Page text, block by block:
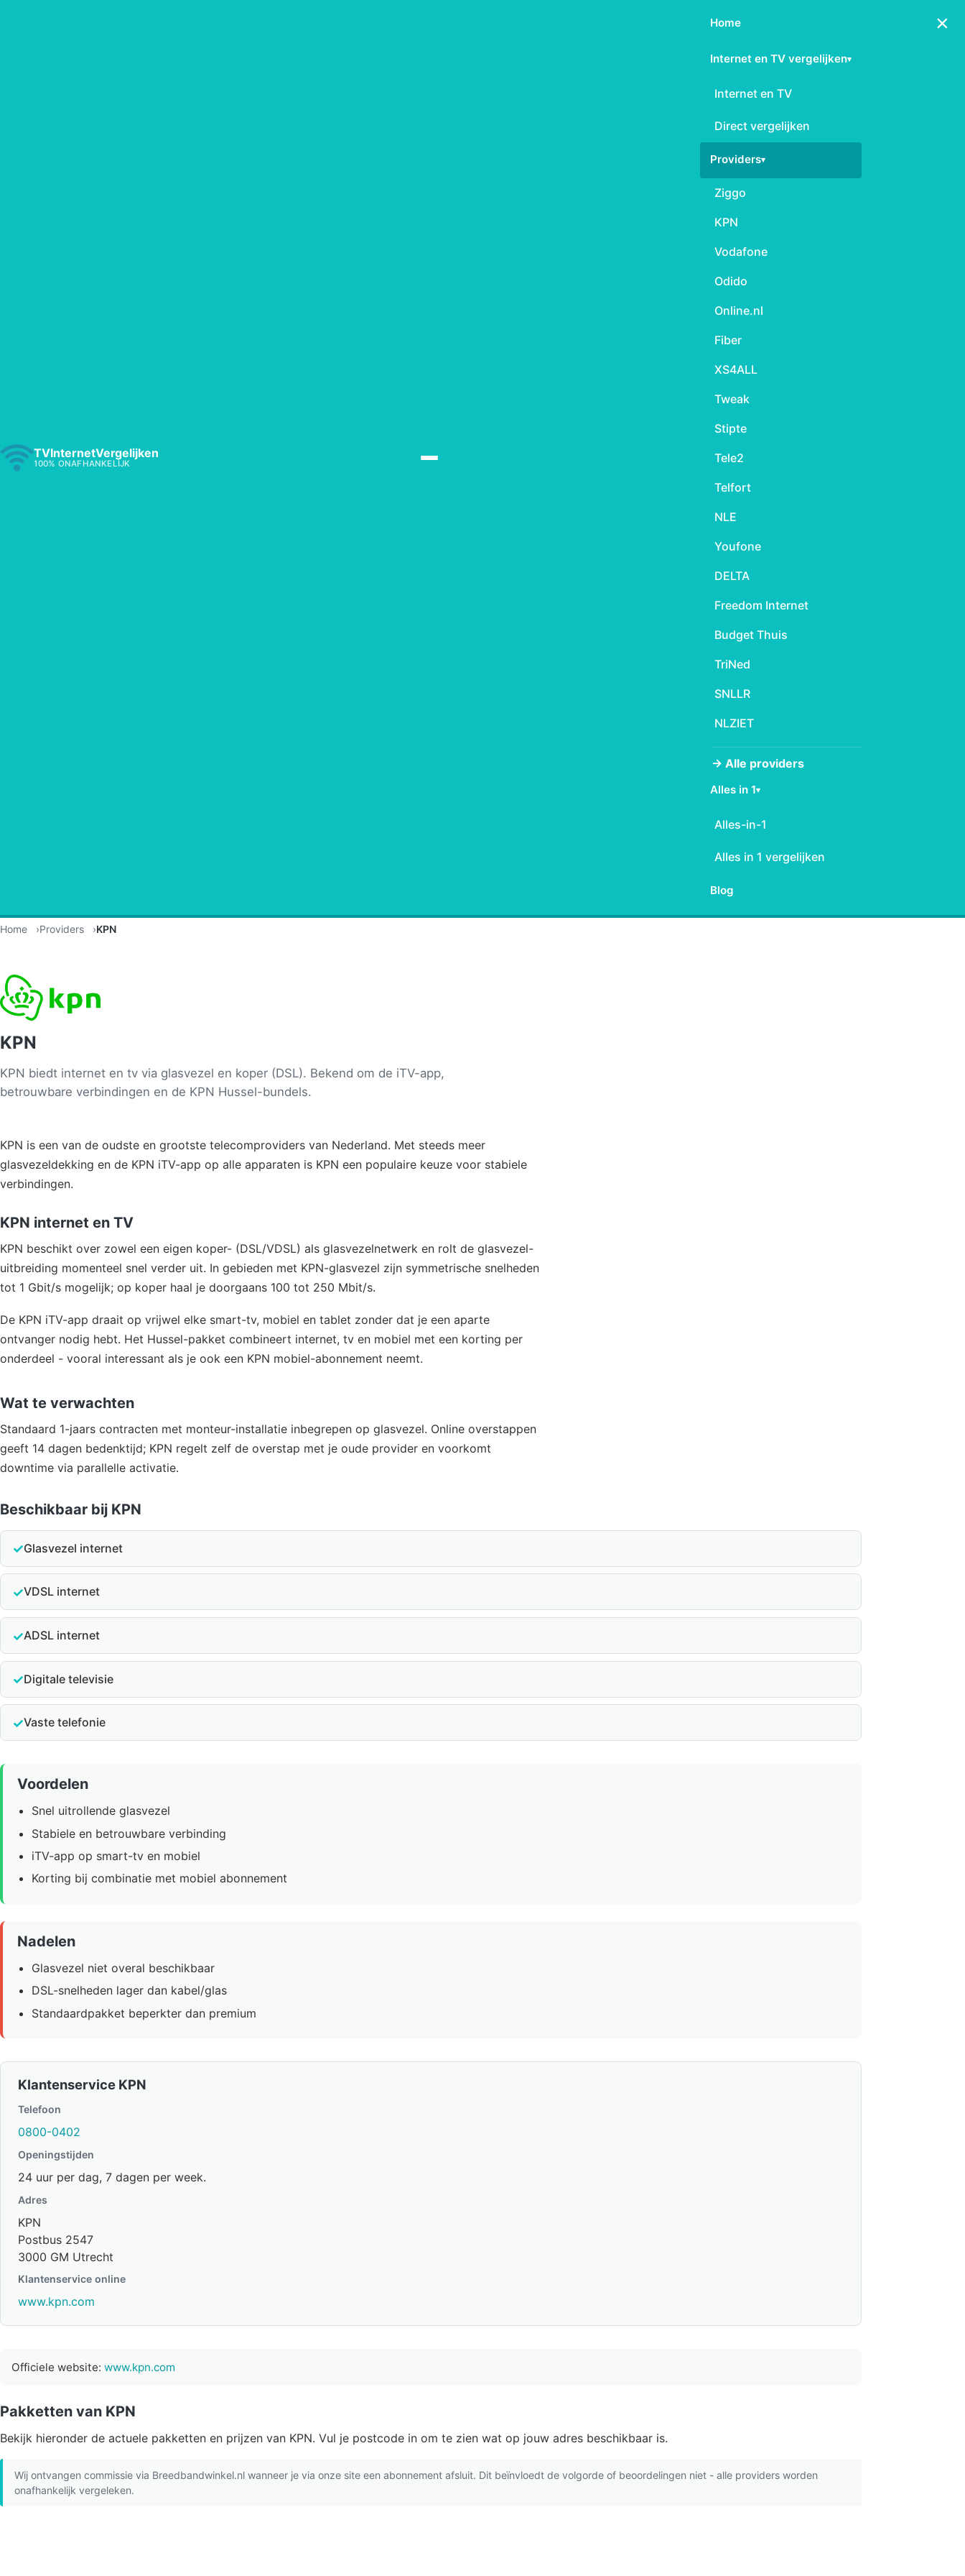
TVInternetVergelijken
100% ONAFHANKELIJK
×
Home
Internet en TV vergelijken▾
Internet en TV
Direct vergelijken
Providers▾
Ziggo
KPN
Vodafone
Odido
Online.nl
Fiber
XS4ALL
Tweak
Stipte
Tele2
Telfort
NLE
Youfone
DELTA
Freedom Internet
Budget Thuis
TriNed
SNLLR
NLZIET
→ Alle providers
Alles in 1▾
Alles-in-1
Alles in 1 vergelijken
Blog
Home Providers KPN
KPN
KPN biedt internet en tv via glasvezel en koper (DSL). Bekend om de iTV-app,
betrouwbare verbindingen en de KPN Hussel-bundels.
KPN is een van de oudste en grootste telecomproviders van Nederland. Met steeds meer
glasvezeldekking en de KPN iTV-app op alle apparaten is KPN een populaire keuze voor stabiele
verbindingen.
KPN internet en TV
KPN beschikt over zowel een eigen koper- (DSL/VDSL) als glasvezelnetwerk en rolt de glasvezel-
uitbreiding momenteel snel verder uit. In gebieden met KPN-glasvezel zijn symmetrische snelheden
tot 1 Gbit/s mogelijk; op koper haal je doorgaans 100 tot 250 Mbit/s.
De KPN iTV-app draait op vrijwel elke smart-tv, mobiel en tablet zonder dat je een aparte
ontvanger nodig hebt. Het Hussel-pakket combineert internet, tv en mobiel met een korting per
onderdeel - vooral interessant als je ook een KPN mobiel-abonnement neemt.
Wat te verwachten
Standaard 1-jaars contracten met monteur-installatie inbegrepen op glasvezel. Online overstappen
geeft 14 dagen bedenktijd; KPN regelt zelf de overstap met je oude provider en voorkomt
downtime via parallelle activatie.
Beschikbaar bij KPN
✓Glasvezel internet
✓VDSL internet
✓ADSL internet
✓Digitale televisie
✓Vaste telefonie
Voordelen
Snel uitrollende glasvezel
Stabiele en betrouwbare verbinding
iTV-app op smart-tv en mobiel
Korting bij combinatie met mobiel abonnement
Nadelen
Glasvezel niet overal beschikbaar
DSL-snelheden lager dan kabel/glas
Standaardpakket beperkter dan premium
Klantenservice KPN
Telefoon
0800-0402
Openingstijden
24 uur per dag, 7 dagen per week.
Adres
KPN
Postbus 2547
3000 GM Utrecht
Klantenservice online
www.kpn.com
Officiele website: www.kpn.com
Pakketten van KPN
Bekijk hieronder de actuele pakketten en prijzen van KPN. Vul je postcode in om te zien wat op jouw adres beschikbaar is.
Wij ontvangen commissie via Breedbandwinkel.nl wanneer je via onze site een abonnement afsluit. Dit beïnvloedt de volgorde of beoordelingen niet - alle providers worden
onafhankelijk vergeleken.